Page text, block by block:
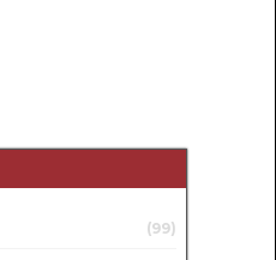
(99)